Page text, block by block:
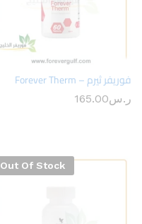
فوريفر ثيرم – Forever Therm
ر.س165.00
Out Of Stock